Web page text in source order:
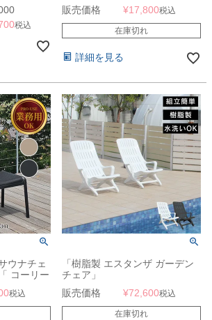
税込
ール リクライニングサンラウン
ジャー（JAIPUR SUN
LOUNGER）」
販売価格 ¥17,800税込
在庫切れ
詳細を見る
ウナチェ
コーリー
ットマン
（ CORY
税込
「樹脂製 エスタンザ ガーデン
チェア」
販売価格
¥72,600税込
在庫切れ